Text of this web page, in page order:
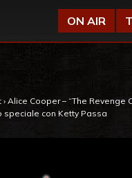
ON AIR
› Alice Cooper – “The Revenge
speciale con Ketty Passa